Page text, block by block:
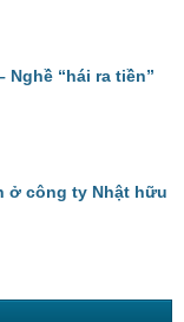
“hái ra tiền”
ở công ty Nhật hữu